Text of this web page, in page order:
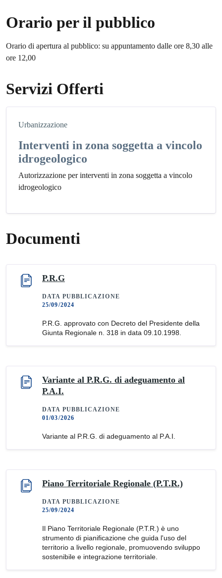
Orario per il pubblico
Orario di apertura al pubblico: su appuntamento dalle ore 8,30 alle
ore 12,00
Servizi Offerti
Urbanizzazione
Interventi in zona soggetta a vincolo
idrogeologico
Autorizzazione per interventi in zona soggetta a vincolo
idrogeologico
Documenti
P.R.G
DATA PUBBLICAZIONE
25/09/2024
P.R.G. approvato con Decreto del Presidente della
Giunta Regionale n. 318 in data 09.10.1998.
Variante al P.R.G. di adeguamento al
P.A.I.
DATA PUBBLICAZIONE
01/03/2026
Variante al P.R.G. di adeguamento al P.A.I.
Piano Territoriale Regionale (P.T.R.)
DATA PUBBLICAZIONE
25/09/2024
Il Piano Territoriale Regionale (P.T.R.) è uno
strumento di pianificazione che guida l'uso del
territorio a livello regionale, promuovendo sviluppo
sostenibile e integrazione territoriale.